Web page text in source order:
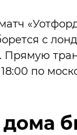
с
Прямую
по